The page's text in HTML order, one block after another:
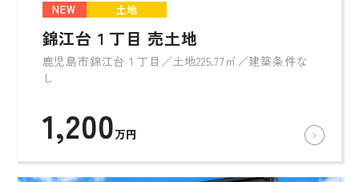
NEW 土地
錦江台１丁目 売土地
鹿児島市錦江台１丁目／土地225.77㎡／建築条件な
し
1,200万円